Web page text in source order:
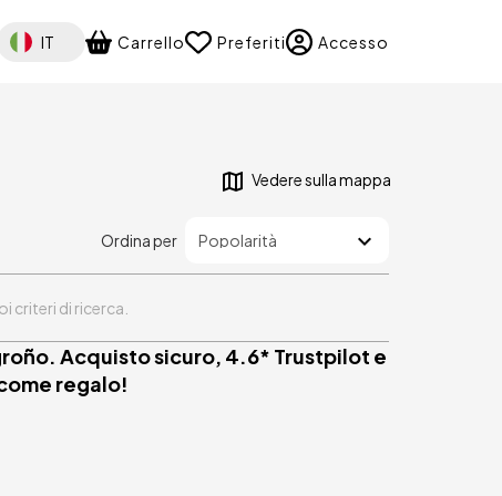
Select your language
IT Carrello Preferiti Accesso
Vedere sulla mappa
Ordina per
criteri di ricerca.
Acquisto sicuro, 4.6* Trustpilot e
regalo!